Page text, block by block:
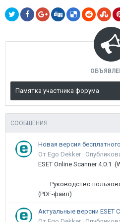
Памятка участника форума
СООБЩЕНИЯ
От Ego Dekker ·
ESET Online Scanner 4.0.1
Руководство
(PDF-файл)
Актуальные версии ESET